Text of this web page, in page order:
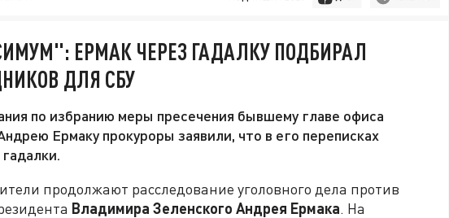
ЕРМАК ЧЕРЕЗ ГАДАЛКУ ПОДБИРАЛ
ДЛЯ СБУ
по избранию меры пресечения бывшему главе офиса
Ермаку прокуроры заявили, что в его переписках
продолжают расследование уголовного дела против
Владимира Зеленского Андрея Ермака. На